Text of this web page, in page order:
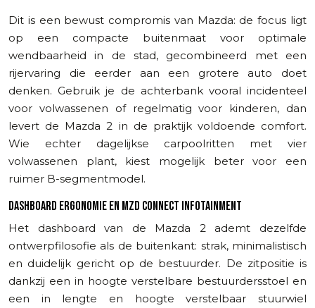
Dit is een bewust compromis van Mazda: de focus ligt
op een compacte buitenmaat voor optimale
wendbaarheid in de stad, gecombineerd met een
rijervaring die eerder aan een grotere auto doet
denken. Gebruik je de achterbank vooral incidenteel
voor volwassenen of regelmatig voor kinderen, dan
levert de Mazda 2 in de praktijk voldoende comfort.
Wie echter dagelijkse carpoolritten met vier
volwassenen plant, kiest mogelijk beter voor een
ruimer B-segmentmodel.
DASHBOARD ERGONOMIE EN MZD CONNECT INFOTAINMENT
Het dashboard van de Mazda 2 ademt dezelfde
ontwerpfilosofie als de buitenkant: strak, minimalistisch
en duidelijk gericht op de bestuurder. De zitpositie is
dankzij een in hoogte verstelbare bestuurdersstoel en
een in lengte en hoogte verstelbaar stuurwiel